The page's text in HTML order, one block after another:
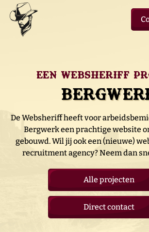
Een websheriff
De Websheriff heeft voor
Bergwerk een prachtige website
gebouwd. Wil jij ook een (nieuwe)
recruitment agency? Neem dan
Alle projecten
Direct contact